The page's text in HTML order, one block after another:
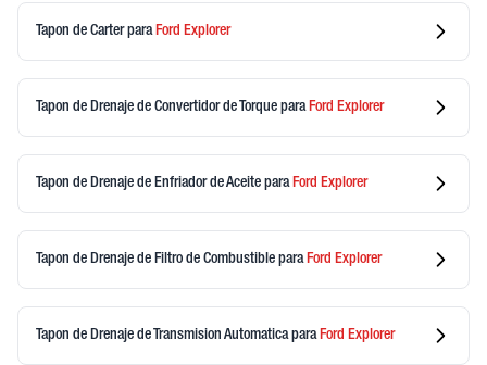
Tapon de Carterpara Ford Explorer
Tapon de Drenaje de Convertidor de Torque para Ford Explorer
Tapon de Drenaje de Enfriador de Aceite para Ford Explorer
Tapon de Drenaje de Filtro de Combustible para Ford Explorer
Tapon de Drenaje de Transmision Automaticapara Ford Explorer